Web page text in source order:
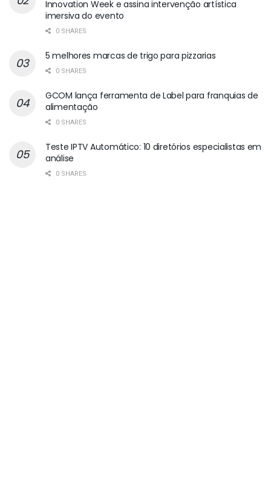
Innovation Week e assina intervenção artística
imersiva do evento
0 SHARES
5 melhores marcas de trigo para pizzarias
0 SHARES
GCOM lança ferramenta de Label para franquias de
alimentação
0 SHARES
Teste IPTV Automático: 10 diretórios especialistas em
análise
0 SHARES